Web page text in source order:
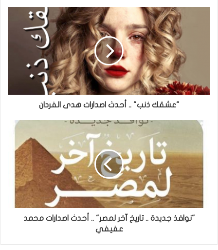
"عشقك ذنب" .. أحدث اصدارات هدى الفردان
"نوافذ جديدة .. تاريخ آخر لمصر" .. أحدث اصدارات محمد
عفيفي